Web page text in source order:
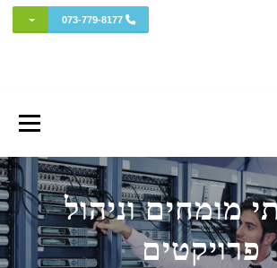
073-779-8177 מתג
Menu
המחשוב מחשוב ענן פרויקטים ושירותי מומחה
מידע והגנת סייבר איזור לקוחות
מומחים וניהול
פרויקטים